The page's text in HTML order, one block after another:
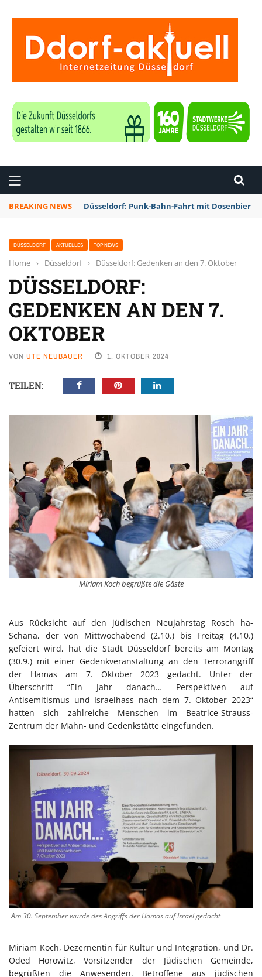
BREAKING NEWS Düsseldorf: Punk-Bahn-Fahrt mit Dosenbier
DÜSSELDORF AKTUELLES TOP NEWS
Home › Düsseldorf › Düsseldorf: Gedenken an den 7. Oktober
DÜSSELDORF:
GEDENKEN AN DEN 7.
OKTOBER
VON UTE NEUBAUER 1. OKTOBER 2024
TEILEN:
Miriam Koch begrüßte die Gäste
Aus Rücksicht auf den jüdischen Neujahrstag Rosch ha-
Schana, der von Mittwochabend (2.10.) bis Freitag (4.10.)
gefeiert wird, hat die Stadt Düsseldorf bereits am Montag
(30.9.) mit einer Gedenkveranstaltung an den Terrorangriff
der Hamas am 7. Oktober 2023 gedacht. Unter der
Überschrift “Ein Jahr danach… Perspektiven auf
Antisemitismus und Israelhass nach dem 7. Oktober 2023“
hatten sich zahlreiche Menschen im Beatrice-Strauss-
Zentrum der Mahn- und Gedenkstätte eingefunden.
Am 30. September wurde des Angriffs der Hamas auf Israel gedacht
Miriam Koch, Dezernentin für Kultur und Integration, und Dr.
Oded Horowitz, Vorsitzender der Jüdischen Gemeinde,
begrüßten die Anwesenden. Betroffene aus jüdischen